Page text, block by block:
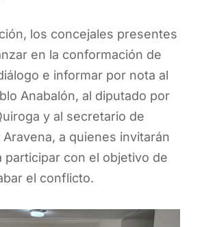
los concejales presentes
en la conformación de
e informar por nota al
Anabalón, al diputado por
y al secretario de
a quienes invitarán
participar con el objetivo de
el conflicto.